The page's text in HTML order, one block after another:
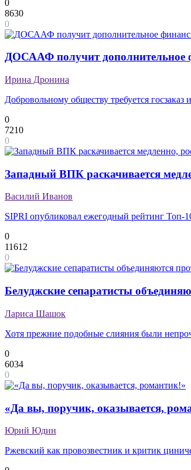
0
8630
0
ДОСААФ получит дополнительное
Ирина Дронина
Добровольному обществу требуется
0
7210
0
Западный ВПК раскачивается
Василий Иванов
SIPRI опубликовал ежегодный рейтинг
0
11612
0
Белуджские сепаратисты
Лариса Шашок
Хотя прежние подобные слияния были
0
6034
0
«Да вы, поручик, оказывается,
Юрий Юдин
Ржевский как провозвестник и критик